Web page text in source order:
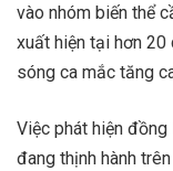
vào nhóm biến thể
xuất hiện tại hơn 20
sóng ca mắc tăng
Việc phát hiện
đang thịnh hành